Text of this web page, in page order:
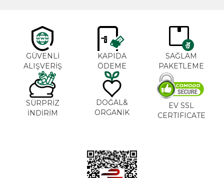
GÜVENLİ
ALIŞVERİŞ
KAPIDA
ÖDEME
SAĞLAM
PAKETLEME
SÜRPRİZ
İNDİRİM
DOĞAL&
ORGANİK
EV SSL
CERTIFICATE